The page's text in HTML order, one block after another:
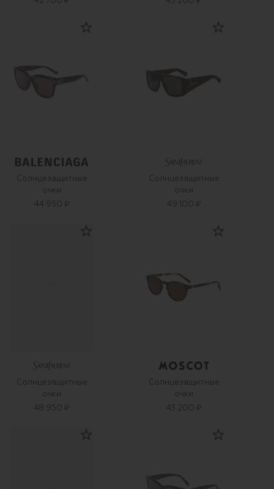
Солнцезащитные
очки
44 950 ₽
Солнцезащитные
очки
49 100 ₽
Солнцезащитные
очки
48 950 ₽
Солнцезащитные
очки
43 200 ₽